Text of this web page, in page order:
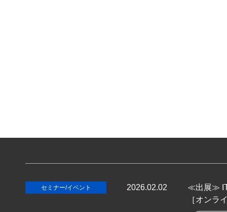
セミナー/イベント 2026.02.02
≪出展≫
［オンラ